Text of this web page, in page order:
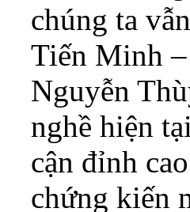
chúng ta
Tiến Minh
Nguyễn
nghề hiện
cận đỉnh
chứng kiến